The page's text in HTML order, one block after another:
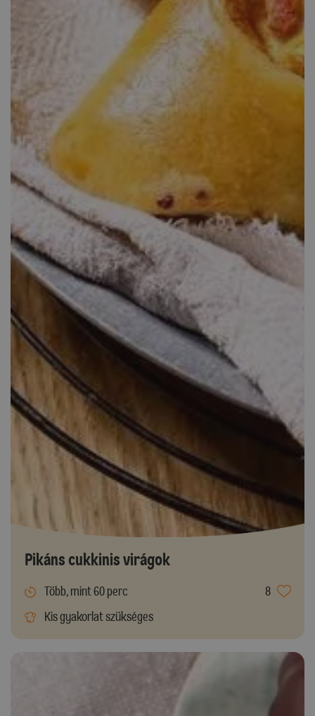
Pikáns cukkinis virágok
Több, mint 60 perc
8
Kis gyakorlat szükséges